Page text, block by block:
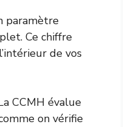
paramètre
Ce chiffre
de vos
CCMH évalue
on vérifie